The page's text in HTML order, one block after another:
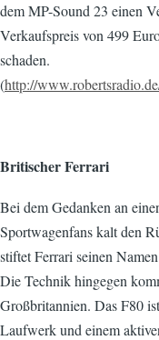
dem MP-Sound 23 einen
Verkaufspreis von 499
schaden.
(http://
Britischer Ferrari
Bei dem Gedanken an
Sportwagenfans kalt den
stiftet Ferrari seinen
Die Technik hingegen
Großbritannien. Das F80
Laufwerk und einem